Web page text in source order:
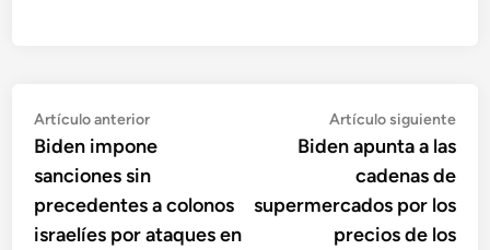
Navegación
de
entradas
Artículo anteriorArtículo
anterior:
Biden impone
sanciones sin
precedentes a colonos
israelíes por ataques en
Artículo siguiente
Biden apunta a las
cadenas de
supermercados por los
precios de los